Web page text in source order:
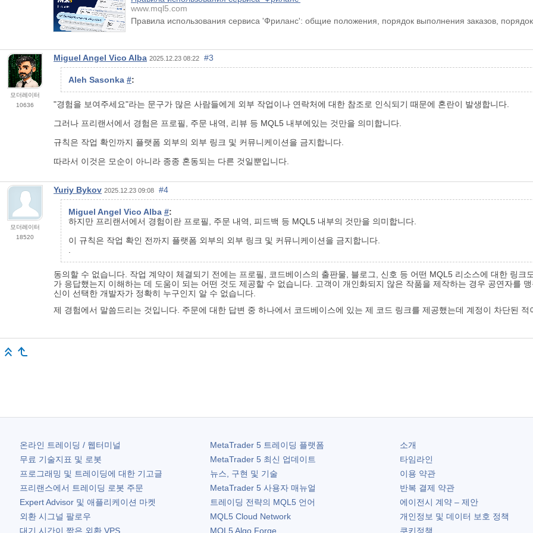
www.mql5.com
Правила использования сервиса 'Фриланс': общие положения, порядок выполнения заказов,
모더레이터
10636
Miguel Angel Vico Alba 2025.12.23 08:22 #3
Aleh Sasonka #:
"경험을 보여주세요"라는 문구가 많은 사람들에게 외부 작업이나 연락처에 대한 참조로 인식되기 때문에 혼란이 발생합니다.
그러나 프리랜서에서 경험은 프로필, 주문 내역, 리뷰 등 MQL5 내부에있는 것만을 의미합니다.
규칙은 작업 확인까지 플랫폼 외부의 외부 링크 및 커뮤니케이션을 금지합니다.
따라서 이것은 모순이 아니라 종종 혼동되는 다른 것일뿐입니다.
모더레이터
18520
Yuriy Bykov 2025.12.23 09:08 #4
Miguel Angel Vico Alba #:
하지만 프리랜서에서 경험이란 프로필, 주문 내역, 피드백 등 MQL5 내부의 것만을 의미합니다.
이 규칙은 작업 확인 전까지 플랫폼 외부의 외부 링크 및 커뮤니케이션을 금지합니다.
.
동의할 수 없습니다. 작업 계약이 체결되기 전에는 프로필, 코드베이스의 출판물, 블로그, 신호 등 어떤 MQL5 리소스에 대한 링
가 응답했는지 이해하는 데 도움이 되는 어떤 것도 제공할 수 없습니다. 고객이 개인화되지 않은 작품을 제작하는 경우 공연자를
신이 선택한 개발자가 정확히 누구인지 알 수 없습니다.
제 경험에서 말씀드리는 것입니다. 주문에 대한 답변 중 하나에서 코드베이스에 있는 제 코드 링크를 제공했는데 계정이 차단된 적
온라인 트레이딩 / 웹터미널
무료 기술지표 및 로봇
프로그래밍 및 트레이딩에 대한 기고글
프리랜스에서 트레이딩 로봇 주문
Expert Advisor 및 애플리케이션 마켓
외환 시그널 팔로우
대기 시간이 짧은 외환 VPS
MetaTrader 5트레이딩 플랫폼
MetaTrader 5최신 업데이트
뉴스, 구현 및 기술
MetaTrader 5사용자 매뉴얼
트레이딩 전략의 MQL5 언어
MQL5 Cloud Network
MQL5 Algo Forge
소개
타임라인
이용 약관
반복 결제 약관
에이전시 계약 – 제안
개인정보 및 데이터 보호 정책
쿠키정책